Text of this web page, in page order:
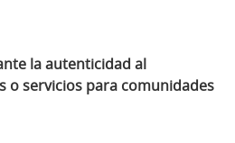
la autenticidad al
o servicios para comunidades